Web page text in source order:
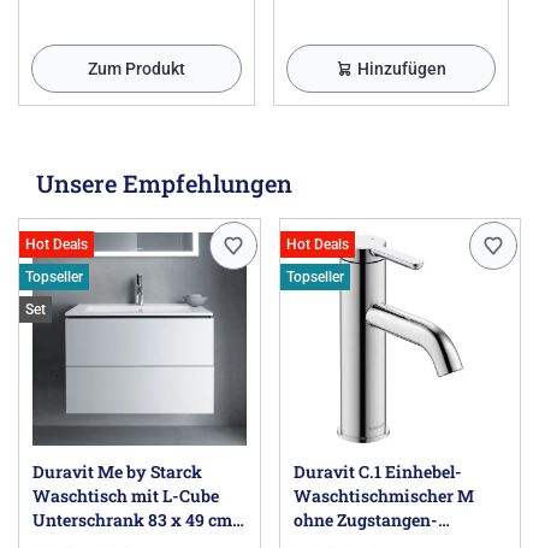
Zum Produkt Hinzufügen
Unsere Empfehlungen
Hot Deals
Topseller
Set
Duravit Me by Starck
Waschtisch mit L-Cube
Unterschrank 83 x 49 cm
Hot Deals
Topseller
Duravit C.1 Einhebel-
Waschtischmischer M
ohne Zugstangen-